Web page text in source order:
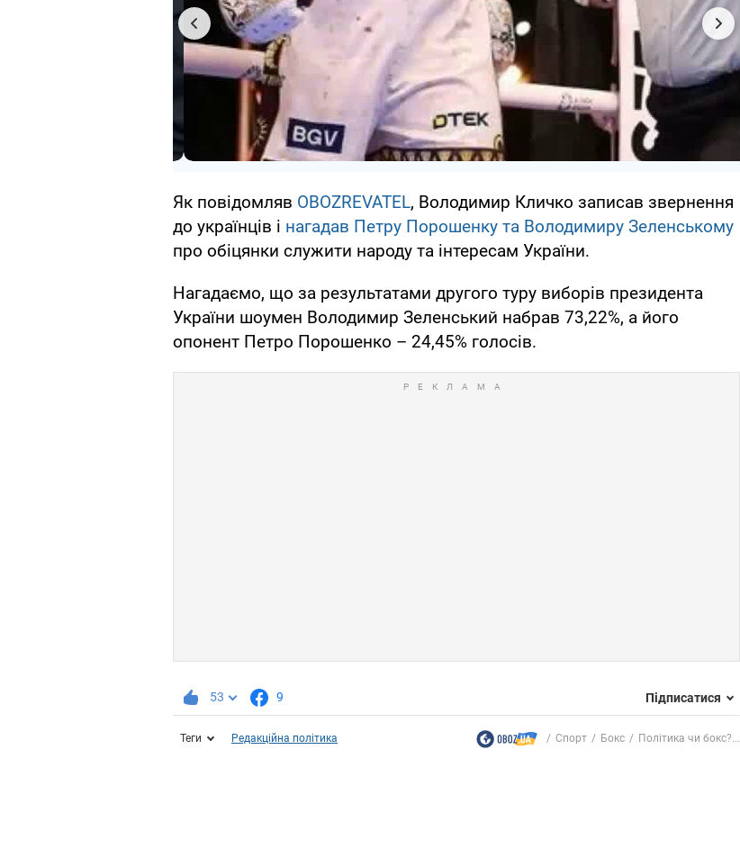
Як повідомляв OBOZREVATEL, Володимир Кличко записав звернення
до українців і нагадав Петру Порошенку та Володимиру Зеленському
про обіцянки служити народу та інтересам України.
Нагадаємо, що за результатами другого туру виборів президента
України шоумен Володимир Зеленський набрав 73,22%, а його
опонент Петро Порошенко – 24,45% голосів.
53 9 Підписатися
Теги Редакційна політика Спорт Бокс Політика чи бокс?...